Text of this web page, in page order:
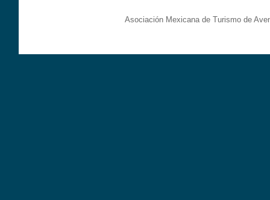
Asociación Mexicana de Turismo de